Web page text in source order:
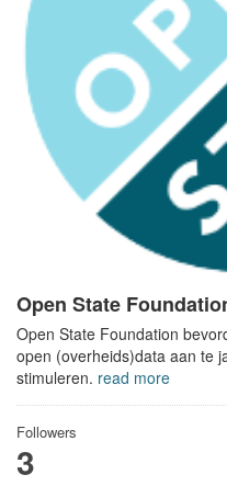
Open State
Open State Foundation
open (overheids)data aan te
stimuleren. read more
Followers
3